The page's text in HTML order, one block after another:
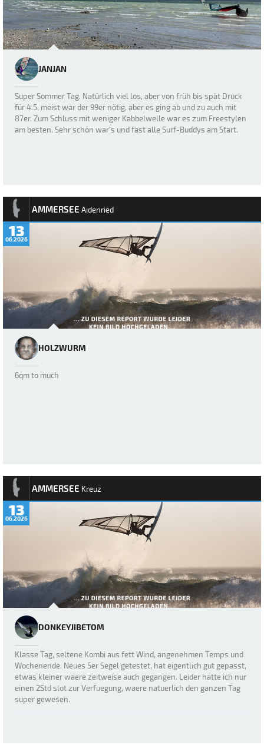
JANJAN
Super Sommer Tag. Natürlich viel los, aber von früh bis spät Druck
für 4.5, meist war der 99er nötig, aber es ging ab und zu auch mit
87er. Zum Schluss mit weniger Kabbelwelle war es zum Freestylen
am besten. Sehr schön war’s und fast alle Surf-Buddys am Start.
AMMERSEE Aidenried
13
06.2026
HOLZWURM
6qm to much
AMMERSEE Kreuz
13
06.2026
DONKEYJIBETOM
Klasse Tag, seltene Kombi aus fett Wind, angenehmen Temps und
Wochenende. Neues 5er Segel getestet, hat eigentlich gut gepasst,
etwas kleiner waere zeitweise auch gegangen. Leider hatte ich nur
einen 2Std slot zur Verfuegung, waere natuerlich den ganzen Tag
super gewesen.